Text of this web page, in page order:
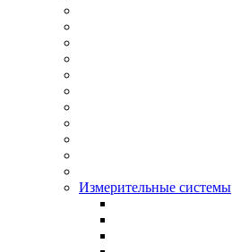
Измерительные системы